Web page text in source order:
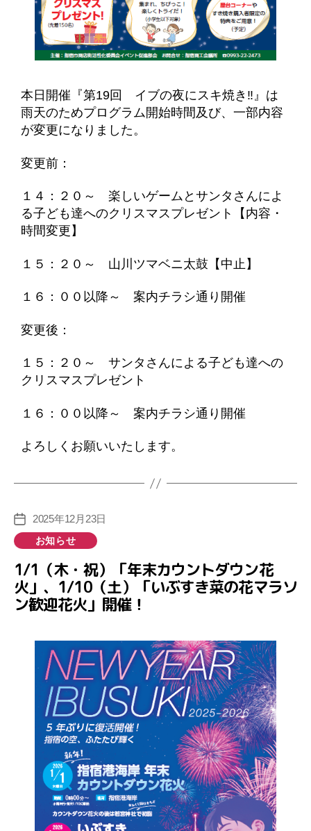
本日開催『第19回 イブの夜にスキ焼き‼』は
雨天のためプログラム開始時間及び、一部内容
が変更になりました。
変更前：
１４：２０～ 楽しいゲームとサンタさんによ
る子ども達へのクリスマスプレゼント【内容・
時間変更】
１５：２０～ 山川ツマベニ太鼓【中止】
１６：００以降～ 案内チラシ通り開催
変更後：
１５：２０～ サンタさんによる子ども達への
クリスマスプレゼント
１６：００以降～ 案内チラシ通り開催
よろしくお願いいたします。
投
稿
日
2025年12月23日
ゴ
リ
お知らせ
1/1（木・祝）「年末カウントダウン花
火」、1/10（土）「いぶすき菜の花マラソ
ン歓迎花火」開催！